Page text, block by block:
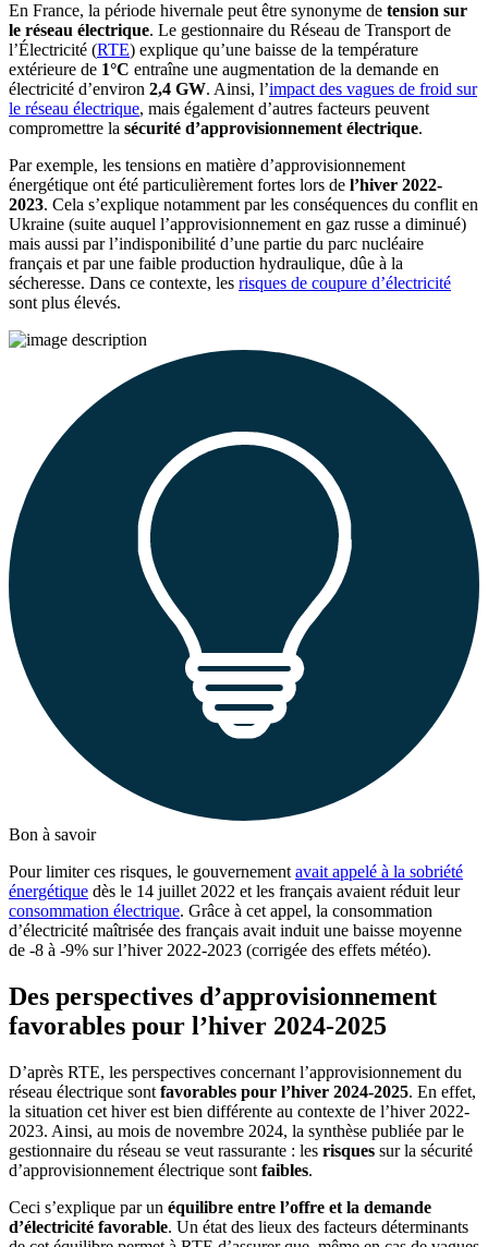
En France, la période hivernale peut être synonyme de tension sur
le réseau électrique. Le gestionnaire du Réseau de Transport de
l’Électricité (RTE) explique qu’une baisse de la température
extérieure de 1°C entraîne une augmentation de la demande en
électricité d’environ 2,4 GW. Ainsi, l’impact des vagues de froid sur
le réseau électrique, mais également d’autres facteurs peuvent
compromettre la sécurité d’approvisionnement électrique.
Par exemple, les tensions en matière d’approvisionnement
énergétique ont été particulièrement fortes lors de l’hiver 2022-
2023. Cela s’explique notamment par les conséquences du conflit en
Ukraine (suite auquel l’approvisionnement en gaz russe a diminué)
mais aussi par l’indisponibilité d’une partie du parc nucléaire
français et par une faible production hydraulique, dûe à la
sécheresse. Dans ce contexte, les risques de coupure d’électricité
sont plus élevés.
Bon à savoir
Pour limiter ces risques, le gouvernement avait appelé à la sobriété
énergétique dès le 14 juillet 2022 et les français avaient réduit leur
consommation électrique. Grâce à cet appel, la consommation
d’électricité maîtrisée des français avait induit une baisse moyenne
de -8 à -9% sur l’hiver 2022-2023 (corrigée des effets météo).
Des perspectives d’approvisionnement
favorables pour l’hiver 2024-2025
D’après RTE, les perspectives concernant l’approvisionnement du
réseau électrique sont favorables pour l’hiver 2024-2025. En effet,
la situation cet hiver est bien différente au contexte de l’hiver 2022-
2023. Ainsi, au mois de novembre 2024, la synthèse publiée par le
gestionnaire du réseau se veut rassurante : les risques sur la sécurité
d’approvisionnement électrique sont faibles.
Ceci s’explique par un équilibre entre l’offre et la demande
d’électricité favorable. Un état des lieux des facteurs déterminants